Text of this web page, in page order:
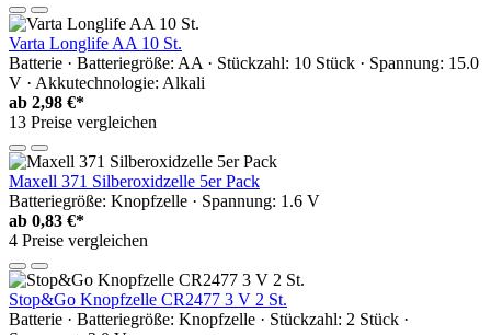
Varta Longlife AA 10 St.
Batterie · Batteriegröße: AA · Stückzahl: 10 Stück · Spannung: 15.0
V · Akkutechnologie: Alkali
ab 2,98 €*
13 Preise vergleichen
Maxell 371 Silberoxidzelle 5er Pack
Batteriegröße: Knopfzelle · Spannung: 1.6 V
ab 0,83 €*
4 Preise vergleichen
Stop&Go Knopfzelle CR2477 3 V 2 St.
Batterie · Batteriegröße: Knopfzelle · Stückzahl: 2 Stück ·